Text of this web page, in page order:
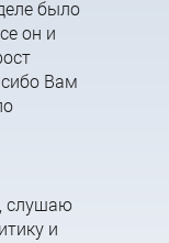
было
он и
Вам
слушаю
и